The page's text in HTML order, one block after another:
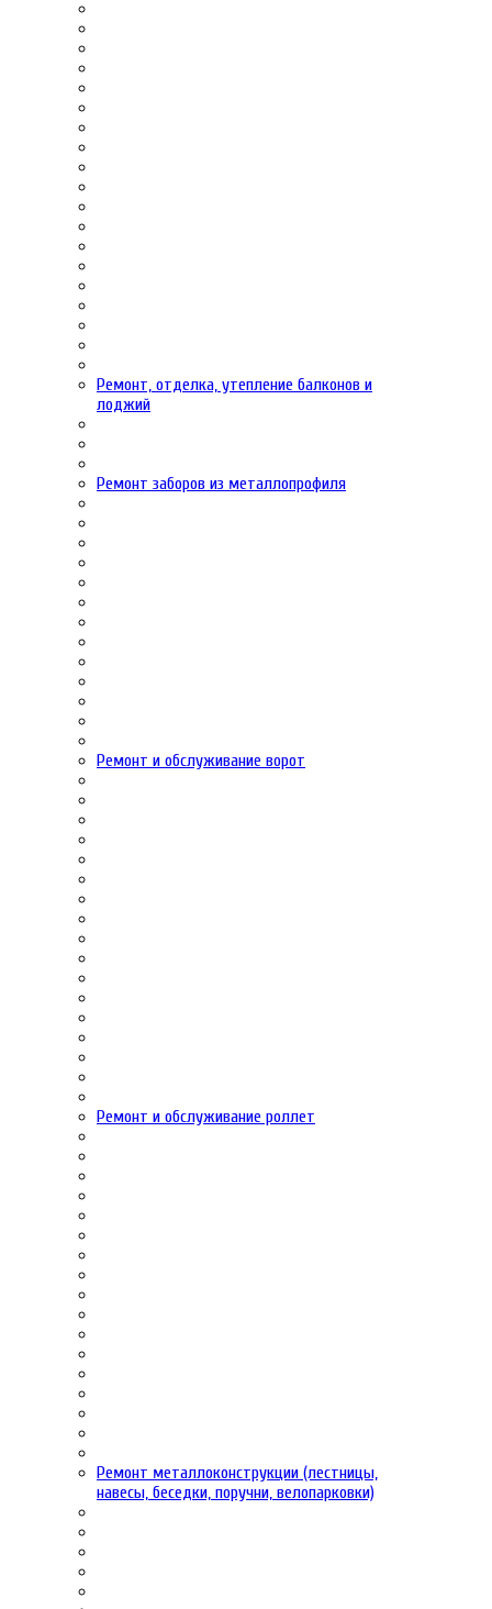
Ремонт, отделка, утепление балконов и
лоджий
Ремонт заборов из металлопрофиля
Ремонт и обслуживание ворот
Ремонт и обслуживание роллет
Ремонт металлоконструкции (лестницы,
навесы, беседки, поручни, велопарковки)